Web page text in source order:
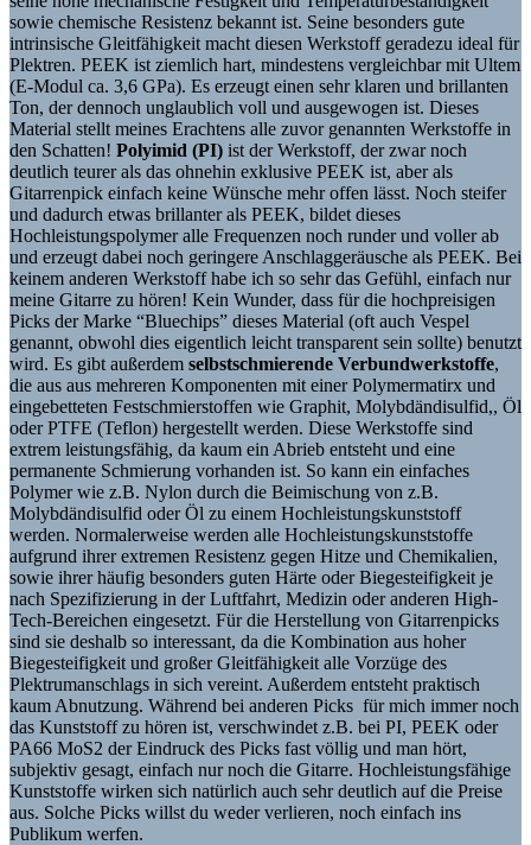
sowie chemische Resistenz bekannt ist. Seine besonders gute
intrinsische Gleitfähigkeit macht diesen Werkstoff geradezu ideal für
Plektren. PEEK ist ziemlich hart, mindestens vergleichbar mit Ultem
(E-Modul ca. 3,6 GPa). Es erzeugt einen sehr klaren und brillanten
Ton, der dennoch unglaublich voll und ausgewogen ist. Dieses
Material stellt meines Erachtens alle zuvor genannten Werkstoffe in
den Schatten! Polyimid (PI) ist der Werkstoff, der zwar noch
deutlich teurer als das ohnehin exklusive PEEK ist, aber als
Gitarrenpick einfach keine Wünsche mehr offen lässt. Noch steifer
und dadurch etwas brillanter als PEEK, bildet dieses
Hochleistungspolymer alle Frequenzen noch runder und voller ab
und erzeugt dabei noch geringere Anschlaggeräusche als PEEK. Bei
keinem anderen Werkstoff habe ich so sehr das Gefühl, einfach nur
meine Gitarre zu hören! Kein Wunder, dass für die hochpreisigen
Picks der Marke “Bluechips” dieses Material (oft auch Vespel
genannt, obwohl dies eigentlich leicht transparent sein sollte) benutzt
wird. Es gibt außerdem selbstschmierende Verbundwerkstoffe,
die aus aus mehreren Komponenten mit einer Polymermatirx und
eingebetteten Festschmierstoffen wie Graphit, Molybdändisulfid,, Öl
oder PTFE (Teflon) hergestellt werden. Diese Werkstoffe sind
extrem leistungsfähig, da kaum ein Abrieb entsteht und eine
permanente Schmierung vorhanden ist. So kann ein einfaches
Polymer wie z.B. Nylon durch die Beimischung von z.B.
Molybdändisulfid oder Öl zu einem Hochleistungskunststoff
werden. Normalerweise werden alle Hochleistungskunststoffe
aufgrund ihrer extremen Resistenz gegen Hitze und Chemikalien,
sowie ihrer häufig besonders guten Härte oder Biegesteifigkeit je
nach Spezifizierung in der Luftfahrt, Medizin oder anderen High-
Tech-Bereichen eingesetzt. Für die Herstellung von Gitarrenpicks
sind sie deshalb so interessant, da die Kombination aus hoher
Biegesteifigkeit und großer Gleitfähigkeit alle Vorzüge des
Plektrumanschlags in sich vereint. Außerdem entsteht praktisch
kaum Abnutzung. Während bei anderen Picks für mich immer noch
das Kunststoff zu hören ist, verschwindet z.B. bei PI, PEEK oder
PA66 MoS2 der Eindruck des Picks fast völlig und man hört,
subjektiv gesagt, einfach nur noch die Gitarre. Hochleistungsfähige
Kunststoffe wirken sich natürlich auch sehr deutlich auf die Preise
aus. Solche Picks willst du weder verlieren, noch einfach ins
Publikum werfen.